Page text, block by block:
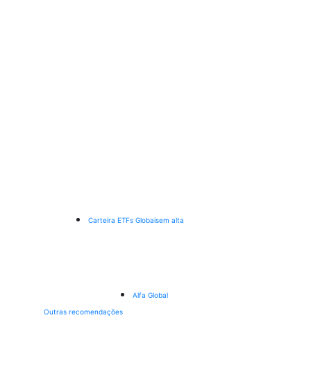
Carteira ETFs Globaisem alta
Alfa Global
Outras recomendações